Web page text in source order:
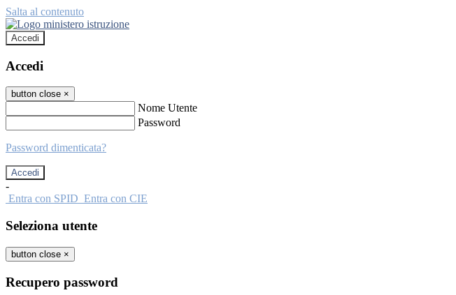
Salta al contenuto
Accedi
Accedi
button close ×
Nome Utente
Password
Password dimenticata?
-
Entra con SPID Entra con CIE
Seleziona utente
button close ×
Recupero password